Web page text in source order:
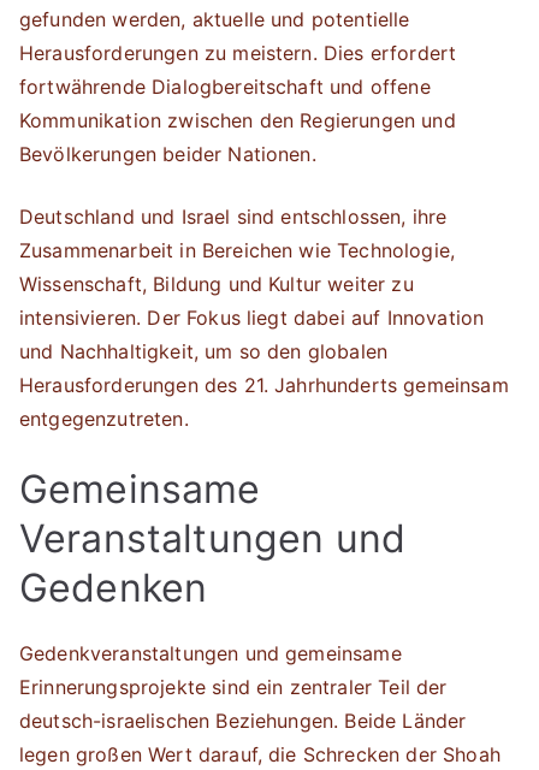
gefunden werden, aktuelle und potentielle
Herausforderungen zu meistern. Dies erfordert
fortwährende Dialogbereitschaft und offene
Kommunikation zwischen den Regierungen und
Bevölkerungen beider Nationen.
Deutschland und Israel sind entschlossen, ihre
Zusammenarbeit in Bereichen wie Technologie,
Wissenschaft, Bildung und Kultur weiter zu
intensivieren. Der Fokus liegt dabei auf Innovation
und Nachhaltigkeit, um so den globalen
Herausforderungen des 21. Jahrhunderts gemeinsam
entgegenzutreten.
Gemeinsame
Veranstaltungen und
Gedenken
Gedenkveranstaltungen und gemeinsame
Erinnerungsprojekte sind ein zentraler Teil der
deutsch-israelischen Beziehungen. Beide Länder
legen großen Wert darauf, die Schrecken der Shoah